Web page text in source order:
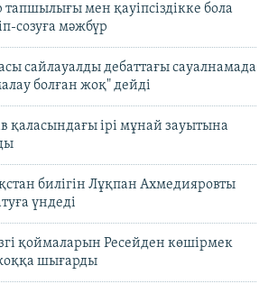
мен қауіпсіздікке бола
созуға мәжбүр
сайлауалды дебаттағы сауалнамада
болған жоқ" дейді
қаласындағы ірі мұнай зауытына
билігін Лұқпан Ахмедияровты
үндеді
қоймаларын Ресейден көшірмек
шығарды